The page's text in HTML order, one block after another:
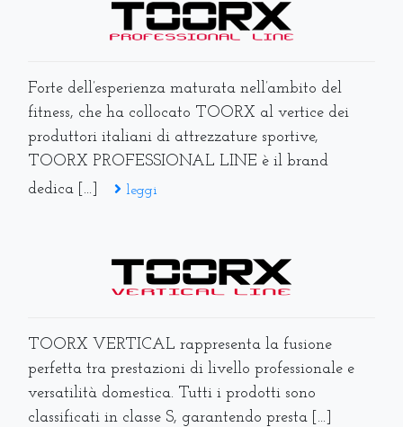
Forte dell’esperienza maturata nell’ambito del
fitness, che ha collocato TOORX al vertice dei
produttori italiani di attrezzature sportive,
TOORX PROFESSIONAL LINE è il brand
dedica [...]
leggi
TOORX VERTICAL rappresenta la fusione
perfetta tra prestazioni di livello professionale e
versatilità domestica. Tutti i prodotti sono
classificati in classe S, garantendo presta [...]